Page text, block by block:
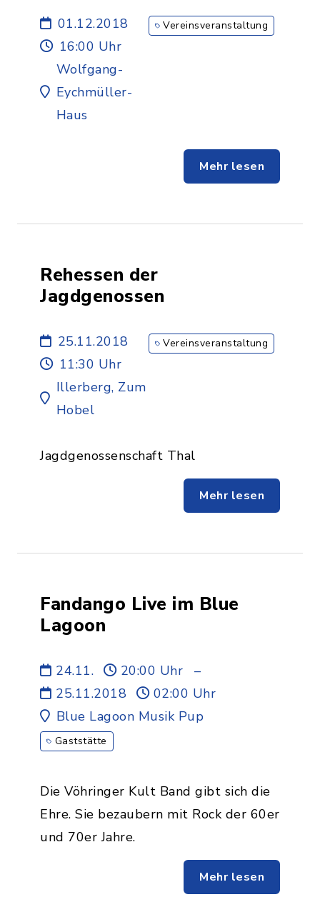
01.12.2018
16:00 Uhr
Wolfgang-
Eychmüller-
Haus
Vereinsveranstaltung
Mehr lesen
Rehessen der
Jagdgenossen
25.11.2018
11:30 Uhr
Illerberg, Zum
Hobel
Vereinsveranstaltung
Jagdgenossenschaft Thal
Mehr lesen
Fandango Live im Blue
Lagoon
24.11. 20:00 Uhr
–
25.11.2018
02:00 Uhr
Blue Lagoon Musik Pup
Gaststätte
Die Vöhringer Kult Band gibt sich die
Ehre. Sie bezaubern mit Rock der 60er
und 70er Jahre.
Mehr lesen